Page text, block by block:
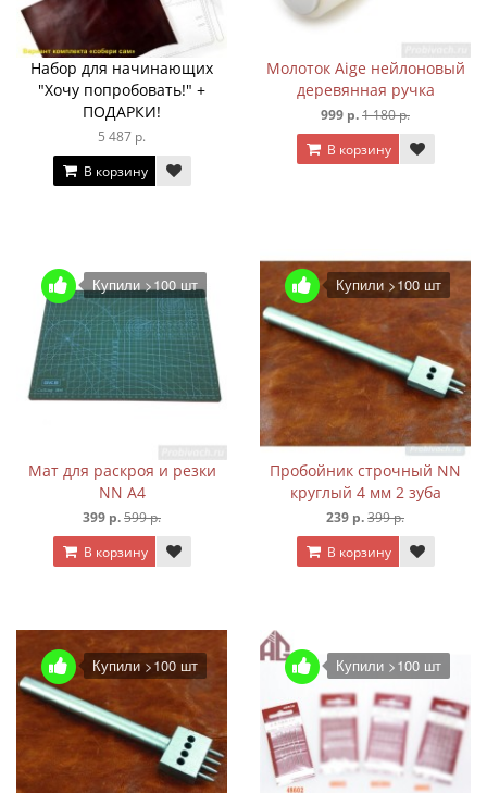
Набор для начинающих
"Хочу попробовать!" +
ПОДАРКИ!
5 487 р.
В корзину
Молоток Aige нейлоновый
деревянная ручка
999 р.1 180 р.
В корзину
Купили >100 шт
Мат для раскроя и резки
NN А4
399 р.599 р.
В корзину
Купили >100 шт
Пробойник строчный NN
круглый 4 мм 2 зуба
239 р.399 р.
В корзину
Купили >100 шт Купили >100 шт